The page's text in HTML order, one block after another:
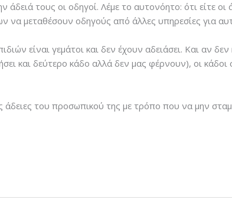
τους οι οδηγοί. Λέμε το αυτονόητο: ότι είτε
να μεταθέσουν οδηγούς από άλλες υπηρεσίες για
είναι γεμάτοι και δεν έχουν αδειάσει. Και αν
και δεύτερο κάδο αλλά δεν μας φέρνουν), οι κάδοι
άδειες του προσωπικού της με τρόπο που να μην